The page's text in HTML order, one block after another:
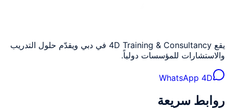
يقع 4D Training & Consultancy في دبي ويقدّم حلول التدريب
والاستشارات للمؤسسات دولياً.
WhatsApp 4D
روابط سريعة